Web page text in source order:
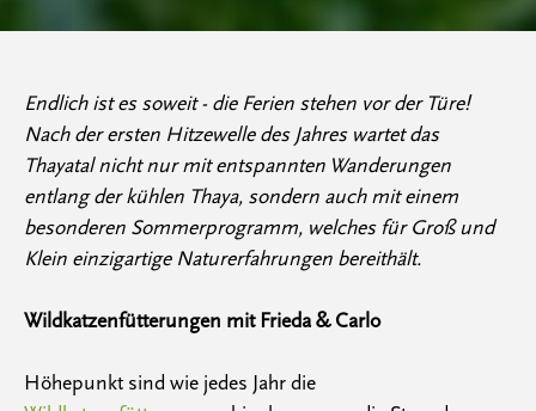
Endlich ist es soweit - die Ferien stehen vor der Türe!
Nach der ersten Hitzewelle des Jahres wartet das
Thayatal nicht nur mit entspannten Wanderungen
entlang der kühlen Thaya, sondern auch mit einem
besonderen Sommerprogramm, welches für Groß und
Klein einzigartige Naturerfahrungen bereithält.
Wildkatzenfütterungen mit Frieda & Carlo
Höhepunkt sind wie jedes Jahr die